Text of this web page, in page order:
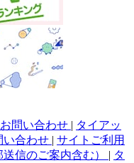
問い合わせ | タイアッ
い合わせ | サイトご利用
信のご案内含む） | タ